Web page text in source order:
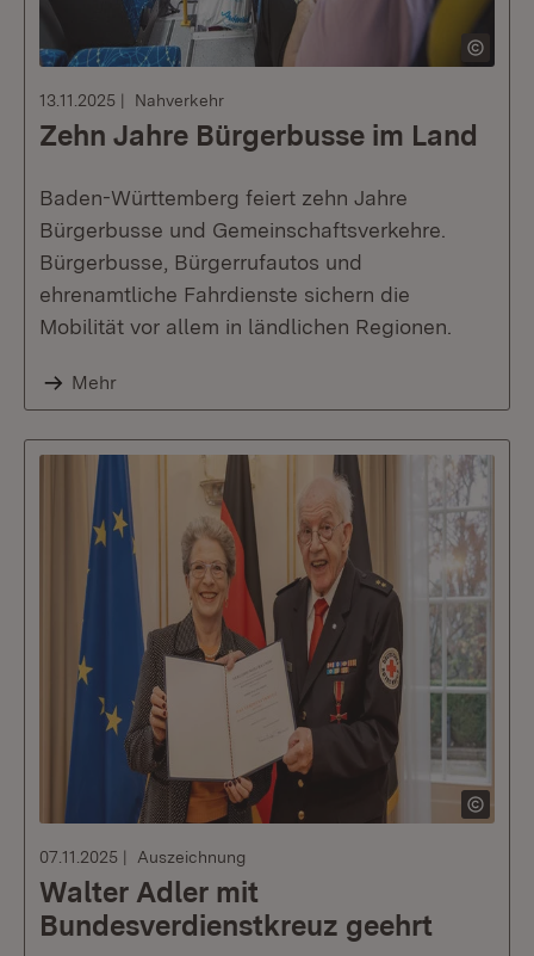
13.11.2025 Nahverkehr
Zehn Jahre Bürgerbusse im Land
Baden-Württemberg feiert zehn Jahre
Bürgerbusse und Gemeinschaftsverkehre.
Bürgerbusse, Bürgerrufautos und
ehrenamtliche Fahrdienste sichern die
Mobilität vor allem in ländlichen Regionen.
Mehr
07.11.2025 Auszeichnung
Walter Adler mit
Bundesverdienstkreuz geehrt